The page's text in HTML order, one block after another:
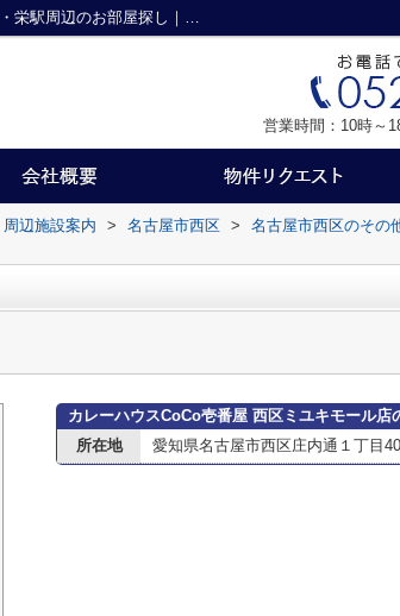
カレーハウスCoCo壱番屋 西区ミユキモール店情報ページ｜名古屋市中区・栄駅周辺のお部屋探し｜株式会社Nタウン不動産栄店
営業時間：10時～
周辺施設案内 > 名古屋市西区 > 名古屋市西区のその
カレーハウスCoCo壱番屋 西区ミユキモール店
所在地
愛知県名古屋市西区庄内通１丁目